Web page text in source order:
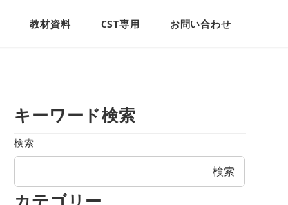
教材資料 CST専用 お問い合わせ
キーワード検索
検索
検索
カテゴリー